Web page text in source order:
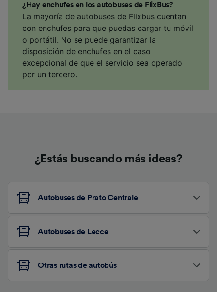
¿Hay enchufes en los autobuses de FlixBus?
La mayoría de autobuses de Flixbus cuentan
con enchufes para que puedas cargar tu móvil
o portátil. No se puede garantizar la
disposición de enchufes en el caso
excepcional de que el servicio sea operado
por un tercero.
¿Estás buscando más ideas?
Autobuses de Prato Centrale
Autobuses de Lecce
Otras rutas de autobús